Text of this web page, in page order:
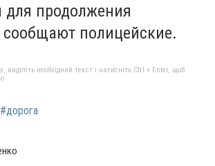
для продолжения
полицейские.
необхідний текст і натисніть Ctrl + Enter, щоб
#дорога